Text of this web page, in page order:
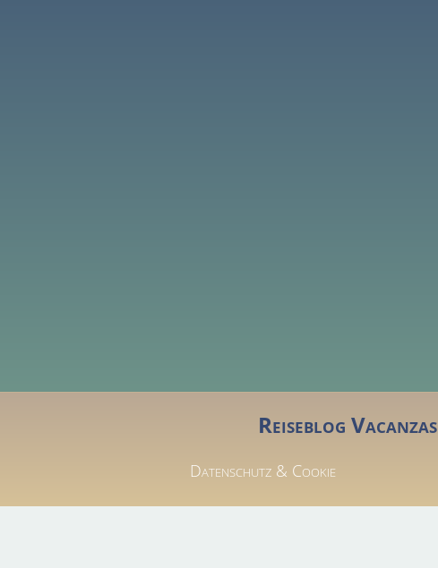
Reiseblog Vacanzas
Datenschutz & Cookie